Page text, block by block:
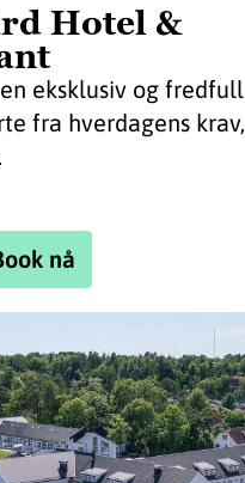
Hotel &
eksklusiv og fredfull
fra hverdagens krav,
nå